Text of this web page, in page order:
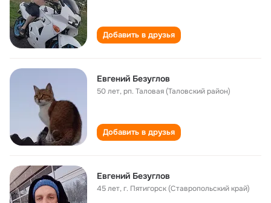
Добавить в друзья
Евгений Безуглов
50 лет,рп. Таловая (Таловский район)
Добавить в друзья
Евгений Безуглов
45 лет,г. Пятигорск (Ставропольский край)